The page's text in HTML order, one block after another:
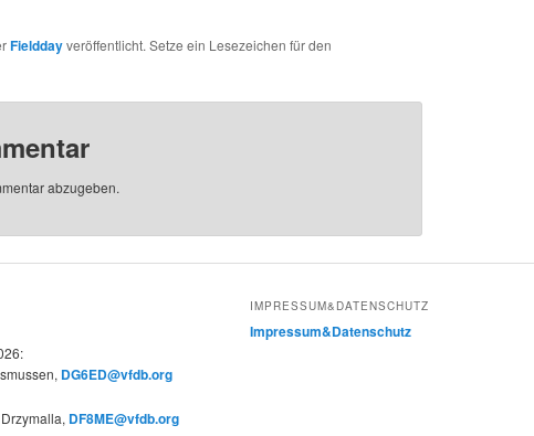
Fielddayveröffentlicht. Setze ein Lesezeichen für den
abzugeben.
DG6ED@vfdb.org
DF8ME@vfdb.org
IMPRESSUM&DATENSCHUTZ
Impressum&Datenschutz